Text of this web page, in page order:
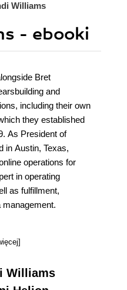
Williams
- ebooki
Bret
and
including their own
they established
As President of
in Austin, Texas,
operations for
in operating
as fulfillment,
Williams